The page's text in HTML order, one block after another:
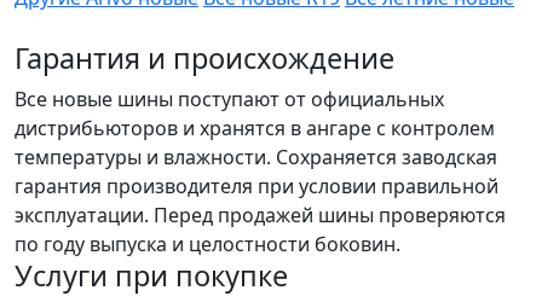
Гарантия и происхождение
Все новые шины поступают от официальных
дистрибьюторов и хранятся в ангаре с контролем
температуры и влажности. Сохраняется заводская
гарантия производителя при условии правильной
эксплуатации. Перед продажей шины проверяются
по году выпуска и целостности боковин.
Услуги при покупке